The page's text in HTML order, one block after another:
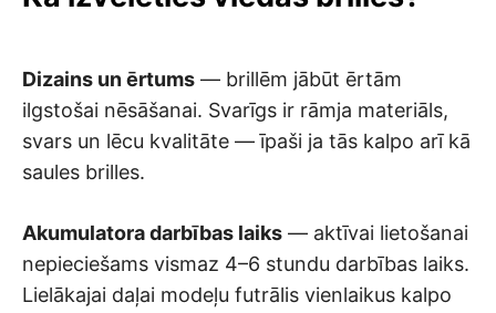
Dizains un ērtums — brillēm jābūt ērtām
ilgstošai nēsāšanai. Svarīgs ir rāmja materiāls,
svars un lēcu kvalitāte — īpaši ja tās kalpo arī kā
saules brilles.
Akumulatora darbības laiks — aktīvai lietošanai
nepieciešams vismaz 4–6 stundu darbības laiks.
Lielākajai daļai modeļu futrālis vienlaikus kalpo